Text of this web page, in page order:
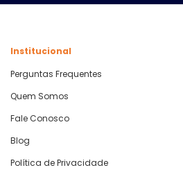
Institucional
Perguntas Frequentes
Quem Somos
Fale Conosco
Blog
Política de Privacidade